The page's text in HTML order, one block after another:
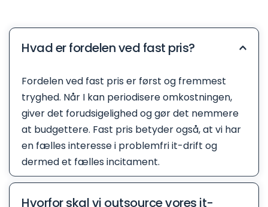
Hvad er fordelen ved fast pris?
Fordelen ved fast pris er først og fremmest
tryghed. Når I kan periodisere omkostningen,
giver det forudsigelighed og gør det nemmere
at budgettere. Fast pris betyder også, at vi har
en fælles interesse i problemfri it-drift og
dermed et fælles incitament.
Hvorfor skal vi outsource vores it-